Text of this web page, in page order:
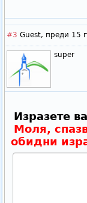
#3 Guest, преди 15
super
Изразете
Моля,
обидни